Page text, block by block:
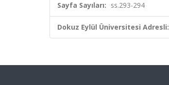
Sayfa Sayıları: ss.293-294
Dokuz Eylül Üniversitesi Adresli: